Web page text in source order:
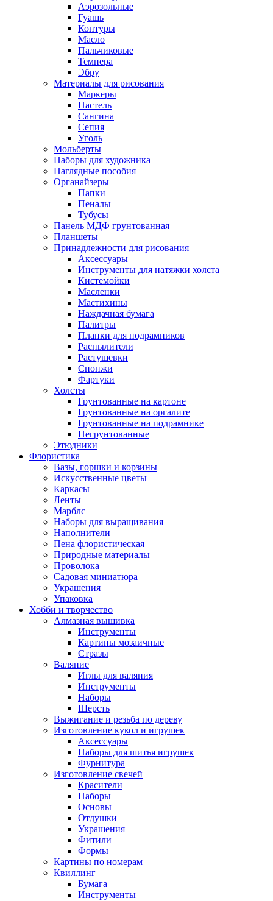
Аэрозольные
Гуашь
Контуры
Масло
Пальчиковые
Темпера
Эбру
Материалы для рисования
Маркеры
Пастель
Сангина
Сепия
Уголь
Мольберты
Наборы для художника
Наглядные пособия
Органайзеры
Папки
Пеналы
Тубусы
Панель МДФ грунтованная
Планшеты
Принадлежности для рисования
Аксессуары
Инструменты для натяжки холста
Кистемойки
Масленки
Мастихины
Наждачная бумага
Палитры
Планки для подрамников
Распылители
Растушевки
Спонжи
Фартуки
Холсты
Грунтованные на картоне
Грунтованные на оргалите
Грунтованные на подрамнике
Негрунтованные
Этюдники
Флористика
Вазы, горшки и корзины
Искусственные цветы
Каркасы
Ленты
Марблс
Наборы для выращивания
Наполнители
Пена флористическая
Природные материалы
Проволока
Садовая миниатюра
Украшения
Упаковка
Хобби и творчество
Алмазная вышивка
Инструменты
Картины мозаичные
Стразы
Валяние
Иглы для валяния
Инструменты
Наборы
Шерсть
Выжигание и резьба по дереву
Изготовление кукол и игрушек
Аксессуары
Наборы для шитья игрушек
Фурнитура
Изготовление свечей
Красители
Наборы
Основы
Отдушки
Украшения
Фитили
Формы
Картины по номерам
Квиллинг
Бумага
Инструменты